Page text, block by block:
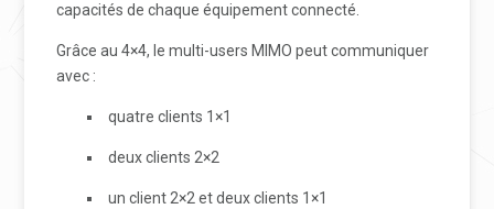
capacités de chaque équipement connecté.
Grâce au 4×4, le multi-users MIMO peut communiquer
avec :
quatre clients 1×1
deux clients 2×2
un client 2×2 et deux clients 1×1